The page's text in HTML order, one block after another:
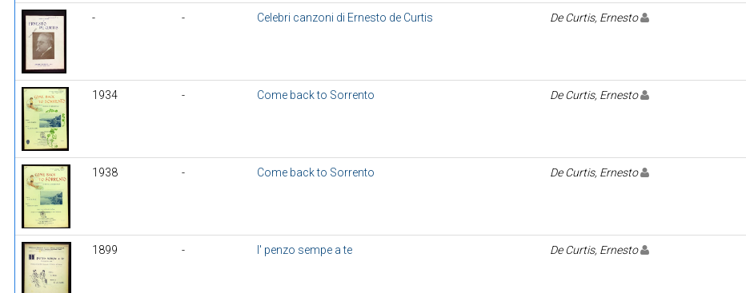
- - Celebri canzoni di Ernesto de Curtis De Curtis, Ernesto
1934 - Come back to Sorrento De Curtis, Ernesto
1938 - Come back to Sorrento De Curtis, Ernesto
1899 - I' penzo sempe a te De Curtis, Ernesto